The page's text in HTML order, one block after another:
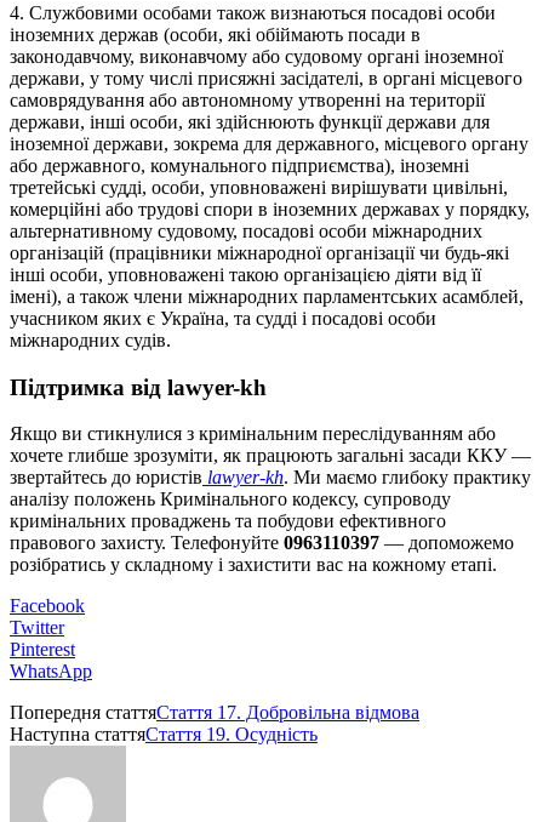
4. Службовими особами також визнаються посадові особи
іноземних держав (особи, які обіймають посади в
законодавчому, виконавчому або судовому органі іноземної
держави, у тому числі присяжні засідателі, в органі місцевого
самоврядування або автономному утворенні на території
держави, інші особи, які здійснюють функції держави для
іноземної держави, зокрема для державного, місцевого органу
або державного, комунального підприємства), іноземні
третейські судді, особи, уповноважені вирішувати цивільні,
комерційні або трудові спори в іноземних державах у порядку,
альтернативному судовому, посадові особи міжнародних
організацій (працівники міжнародної організації чи будь-які
інші особи, уповноважені такою організацією діяти від її
імені), а також члени міжнародних парламентських асамблей,
учасником яких є Україна, та судді і посадові особи
міжнародних судів.
Підтримка від lawyer-kh
Якщо ви стикнулися з кримінальним переслідуванням або
хочете глибше зрозуміти, як працюють загальні засади ККУ —
звертайтесь до юристів lawyer-kh. Ми маємо глибоку практику
аналізу положень Кримінального кодексу, супроводу
кримінальних проваджень та побудови ефективного
правового захисту. Телефонуйте 0963110397 — допоможемо
розібратись у складному і захистити вас на кожному етапі.
Facebook
Twitter
Pinterest
WhatsApp
Попередня статтяСтаття 17. Добровільна відмова
Наступна статтяСтаття 19. Осудність